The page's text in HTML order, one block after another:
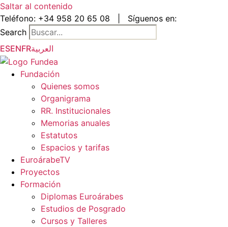
Saltar al contenido
Teléfono: +34 958 20 65 08
Síguenos en:
Search
ESENFRالعربية
Fundación
Quienes somos
Organigrama
RR. Institucionales
Memorias anuales
Estatutos
Espacios y tarifas
EuroárabeTV
Proyectos
Formación
Diplomas Euroárabes
Estudios de Posgrado
Cursos y Talleres